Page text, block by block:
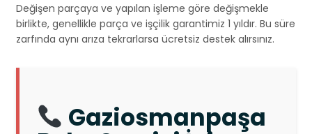
Değişen parçaya ve yapılan işleme göre değişmekle
birlikte, genellikle parça ve işçilik garantimiz 1 yıldır. Bu süre
zarfında aynı arıza tekrarlarsa ücretsiz destek alırsınız.
Gaziosmanpaşa